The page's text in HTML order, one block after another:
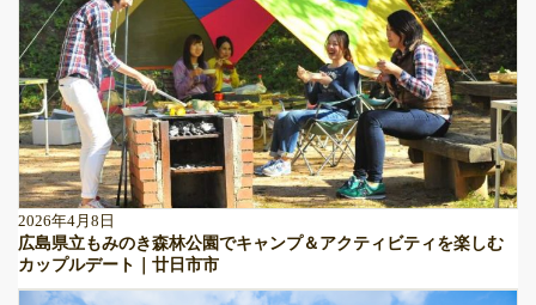
2026年4月8日
広島県立もみのき森林公園でキャンプ＆アクティビティを楽しむ
カップルデート｜廿日市市